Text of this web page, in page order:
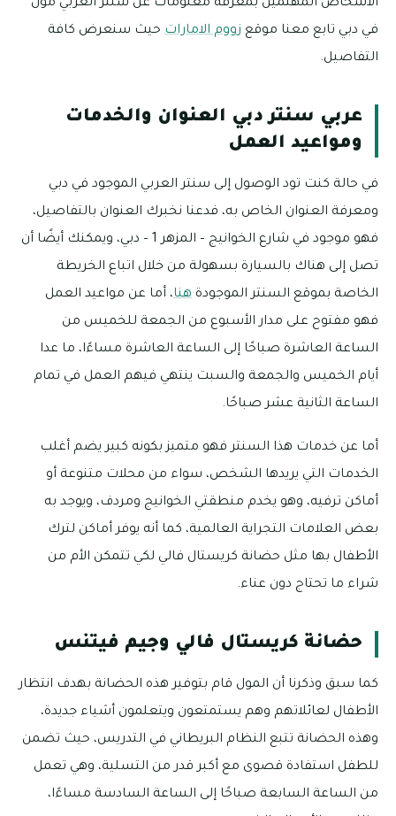
الأشخاص المهتمين بمعرفة معلومات عن سنتر العربي مول
في دبي تابع معنا موقع زووم الامارات حيث سنعرض كافة
التفاصيل.
عربي سنتر دبي العنوان والخدمات
ومواعيد العمل
في حالة كنت تود الوصول إلى سنتر العربي الموجود في دبي
ومعرفة العنوان الخاص به، فدعنا نخبرك العنوان بالتفاصيل،
فهو موجود في شارع الخوانيج – المزهر 1 – دبي، ويمكنك أيضًا أن
تصل إلى هناك بالسيارة بسهولة من خلال اتباع الخريطة
الخاصة بموقع السنتر الموجودة هنا، أما عن مواعيد العمل
فهو مفتوح على مدار الأسبوع من الجمعة للخميس من
الساعة العاشرة صباحًا إلى الساعة العاشرة مساءًا، ما عدا
أيام الخميس والجمعة والسبت ينتهي فيهم العمل في تمام
الساعة الثانية عشر صباحًا.
أما عن خدمات هذا السنتر فهو متميز بكونه كبير يضم أغلب
الخدمات التي يريدها الشخص، سواء من محلات متنوعة أو
أماكن ترفيه، وهو يخدم منطقتي الخوانيج ومردف، ويوجد به
بعض العلامات التجراية العالمية، كما أنه يوفر أماكن لترك
الأطفال بها مثل حضانة كريستال فالي لكي تتمكن الأم من
شراء ما تحتاج دون عناء.
حضانة كريستال فالي وجيم فيتنس
كما سبق وذكرنا أن المول قام بتوفير هذه الحضانة بهدف انتظار
الأطفال لعائلاتهم وهم يستمتعون ويتعلمون أشياء جديدة،
وهذه الحضانة تتبع النظام البريطاني في التدريس، حيث تضمن
للطفل استفادة قصوى مع أكبر قدر من التسلية، وهي تعمل
من الساعة السابعة صباحًا إلى الساعة السادسة مساءًا،